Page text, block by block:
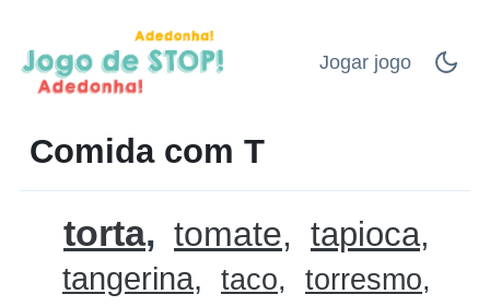
Jogar jogo
Comida com T
torta tomate tapioca
tangerina taco
torresmo